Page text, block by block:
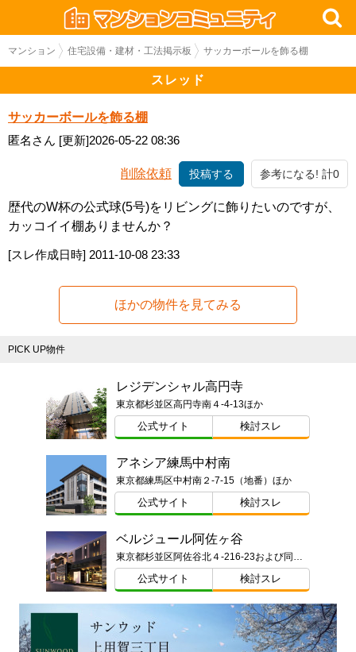
マンション 住宅設備・建材・工法掲示板 サッカーボールを飾る棚
スレッド
サッカーボールを飾る棚
匿名さん [更新]2026-05-22 08:36
削除依頼 投稿する 参考になる! 計0
歴代のW杯の公式球(5号)をリビングに飾りたいのですが、
カッコイイ棚ありませんか？
[スレ作成日時] 2011-10-08 23:33
ほかの物件を見てみる
PICK UP物件
レジデンシャル高円寺
東京都杉並区高円寺南４-4-13ほか
公式サイト 検討スレ
アネシア練馬中村南
東京都練馬区中村南２-7-15（地番）ほか
公式サイト 検討スレ
ベルジュール阿佐ヶ谷
東京都杉並区阿佐谷北４-216-23および同番2（地番）
公式サイト 検討スレ